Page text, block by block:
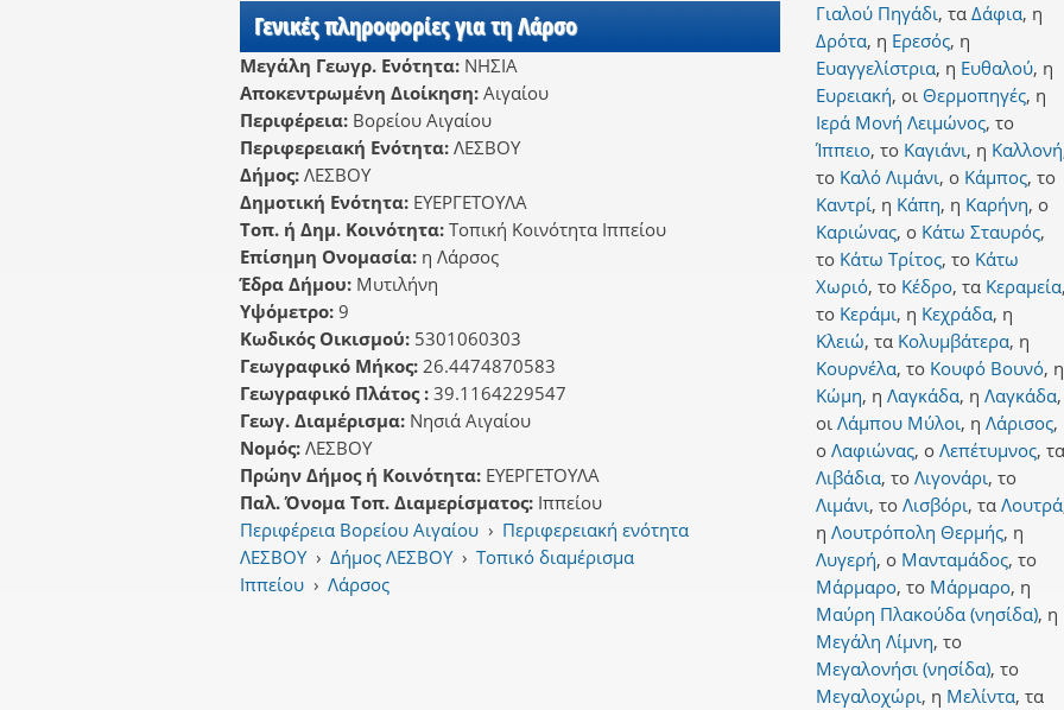
Γενικές πληροφορίες για τη Λάρσο
Μεγάλη Γεωγρ. Ενότητα: ΝΗΣΙΑ
Αποκεντρωμένη Διοίκηση: Αιγαίου
Περιφέρεια: Βορείου Αιγαίου
Περιφερειακή Ενότητα: ΛΕΣΒΟΥ
Δήμος: ΛΕΣΒΟΥ
Δημοτική Ενότητα: ΕΥΕΡΓΕΤΟΥΛΑ
Τοπ. ή Δημ. Κοινότητα: Τοπική Κοινότητα Ιππείου
Επίσημη Ονομασία: η Λάρσος
Έδρα Δήμου: Μυτιλήνη
Υψόμετρο: 9
Κωδικός Οικισμού: 5301060303
Γεωγραφικό Μήκος: 26.4474870583
Γεωγραφικό Πλάτος : 39.1164229547
Γεωγ. Διαμέρισμα: Νησιά Αιγαίου
Νομός: ΛΕΣΒΟΥ
Πρώην Δήμος ή Κοινότητα: ΕΥΕΡΓΕΤΟΥΛΑ
Παλ. Όνομα Τοπ. Διαμερίσματος: Ιππείου
Περιφέρεια Βορείου Αιγαίου › Περιφερειακή ενότητα
ΛΕΣΒΟΥ › Δήμος ΛΕΣΒΟΥ › Τοπικό διαμέρισμα
Ιππείου › Λάρσος
Γιαλού Πηγάδι, τα Δάφια, η
Δρότα, η Ερεσός, η
Ευαγγελίστρια, η Ευθαλού, η
Ευρειακή, οι Θερμοπηγές, η
Ιερά Μονή Λειμώνος, το
Ίππειο, το Καγιάνι, η Καλλονή
το Καλό Λιμάνι, ο Κάμπος, το
Καντρί, η Κάπη, η Καρήνη, ο
Καριώνας, ο Κάτω Σταυρός,
το Κάτω Τρίτος, το Κάτω
Χωριό, το Κέδρο, τα Κεραμεία,
το Κεράμι, η Κεχράδα, η
Κλειώ, τα Κολυμβάτερα, η
Κουρνέλα, το Κουφό Βουνό, η
Κώμη, η Λαγκάδα, η Λαγκάδα,
οι Λάμπου Μύλοι, η Λάρισος,
ο Λαφιώνας, ο Λεπέτυμνος, τα
Λιβάδια, το Λιγονάρι, το
Λιμάνι, το Λισβόρι, τα Λουτρά
η Λουτρόπολη Θερμής, η
Λυγερή, ο Μανταμάδος, το
Μάρμαρο, το Μάρμαρο, η
Μαύρη Πλακούδα (νησίδα), η
Μεγάλη Λίμνη, το
Μεγαλονήσι (νησίδα), το
Μεγαλοχώρι, η Μελίντα, τα